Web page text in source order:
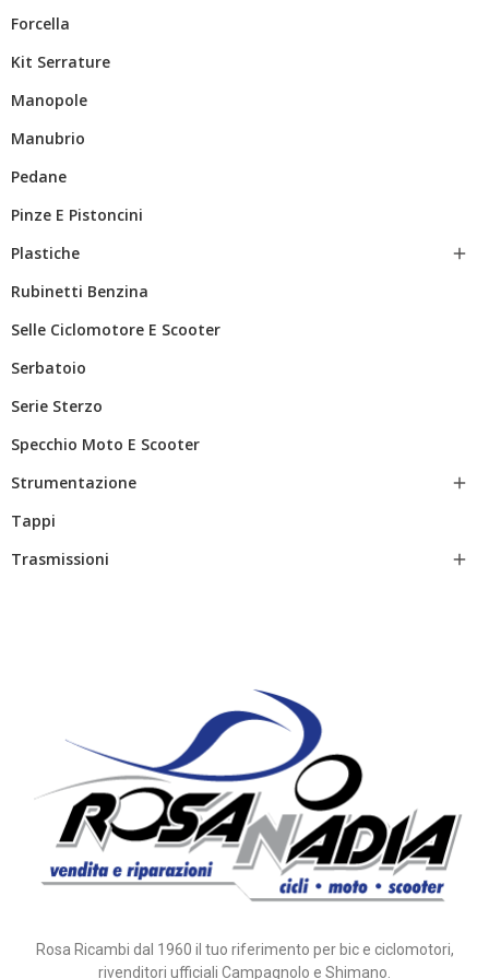
Forcella
Kit Serrature
Manopole
Manubrio
Pedane
Pinze E Pistoncini
Plastiche

Rubinetti Benzina
Selle Ciclomotore E Scooter
Serbatoio
Serie Sterzo
Specchio Moto E Scooter
Strumentazione

Tappi
Trasmissioni

Rosa Ricambi dal 1960 il tuo riferimento per bic e ciclomotori,
rivenditori ufficiali Campagnolo e Shimano.